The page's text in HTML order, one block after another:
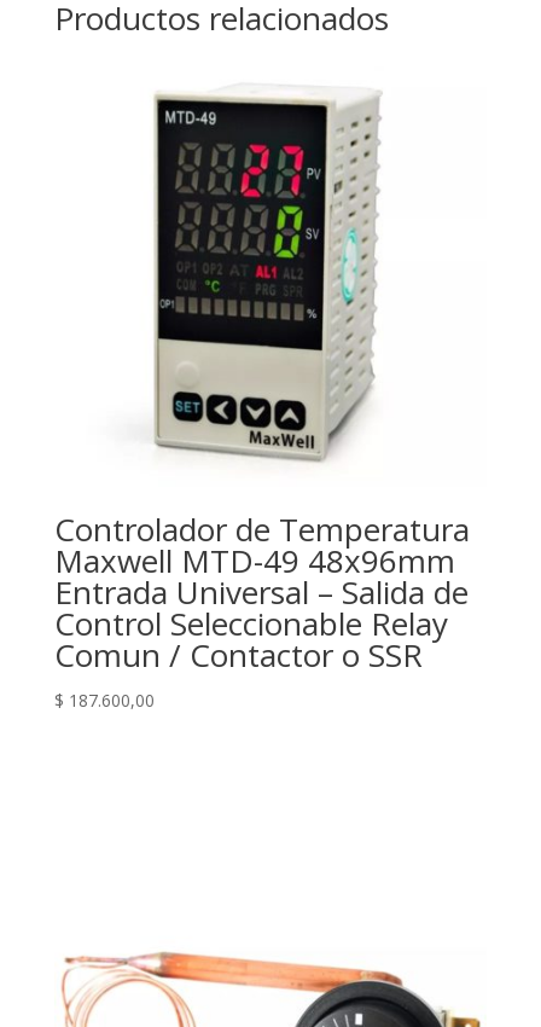
Productos relacionados
Controlador de Temperatura
Maxwell MTD-49 48x96mm
Entrada Universal – Salida de
Control Seleccionable Relay
Comun / Contactor o SSR
$ 187.600,00